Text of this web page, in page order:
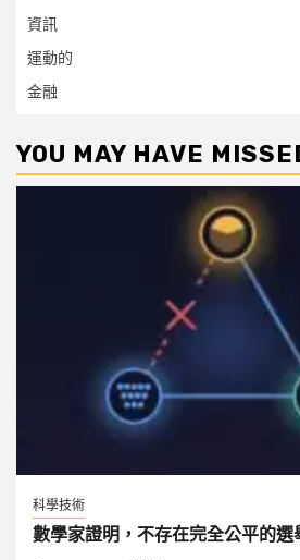
資訊
運動的
金融
YOU MAY HAVE
科學技術
數學家證明，不存在完全公平的選